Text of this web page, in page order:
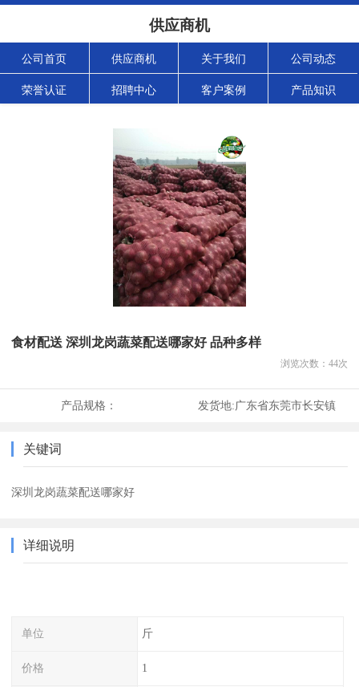
供应商机
公司首页 供应商机 关于我们 公司动态
荣誉认证 招聘中心 客户案例 产品知识
食材配送 深圳龙岗蔬菜配送哪家好 品种多样
浏览次数： 44次
产品规格： 发货地:广东省东莞市长安镇
关键词
深圳龙岗蔬菜配送哪家好
详细说明
单位 斤
价格 1